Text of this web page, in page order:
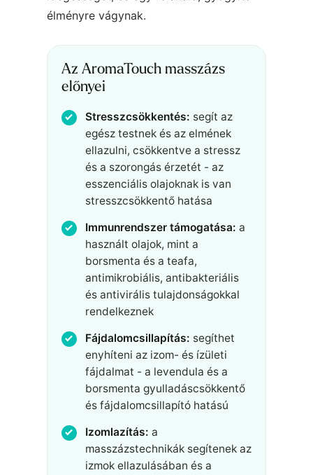
élményre vágynak.
Az AromaTouch masszázs
előnyei
Stresszcsökkentés: segít az
egész testnek és az elmének
ellazulni, csökkentve a stressz
és a szorongás érzetét - az
esszenciális olajoknak is van
stresszcsökkentő hatása
Immunrendszer támogatása: a
használt olajok, mint a
borsmenta és a teafa,
antimikrobiális, antibakteriális
és antivirális tulajdonságokkal
rendelkeznek
Fájdalomcsillapítás: segíthet
enyhíteni az izom- és ízületi
fájdalmat - a levendula és a
borsmenta gyulladáscsökkentő
és fájdalomcsillapító hatású
Izomlazítás: a
masszázstechnikák segítenek az
izmok ellazulásában és a